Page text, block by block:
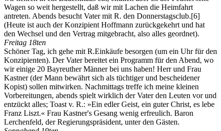
Wagen so weit hergestellt, daß wir mit Lachen die Heimfahrt
antreten. Abends besucht Vater mit R. den Donnerstagsclub.[6]
(Heute ist auch der Konzipient Hoffmann zurückgekehrt und hat
den Wechsel und den Vertrag mitgebracht, also alles geordnet).
Freitag 18ten
Schöner Tag, ich gehe mit R.Einkäufe besorgen (um ein Uhr für den
Konzipienten). Der Vater bereitet ein Programm für den Abend, wo
wir einige 20 Bayreuther Männer bei uns haben! Herr und Frau
Kastner (der Mann bewährt sich als tüchtiger und bescheidener
Kopist) sollen mitwirken. Nachmittags treffe ich meine kleinen
Vorbereitungen, abends spielt wirklich der Vater den Leuten vor und
entzückt alles; Toast v. R.: »Ein edler Geist, ein guter Christ, es lebe
Franz Liszt.« Frau Kastner's Gesang wenig erfreulich. Baron
Lerchenfeld, der Regierungspräsident, unter den Gästen.